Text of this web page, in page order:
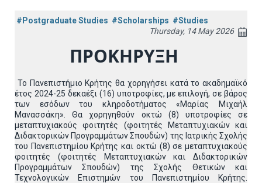
#Postgraduate Studies #Scholarships #Studies
Thursday, 14 May 2026
ΠΡΟΚΗΡΥΞΗ
Το Πανεπιστήμιο Κρήτης θα χορηγήσει κατά το ακαδημαϊκό
έτος 2024-25 δεκαέξι (16) υποτροφίες, με επιλογή, σε βάρος
των εσόδων του κληροδοτήματος «Μαρίας Μιχαήλ
Μανασσάκη». Θα χορηγηθούν οκτώ (8) υποτροφίες σε
μεταπτυχιακούς φοιτητές (φοιτητές Μεταπτυχιακών και
Διδακτορικών Προγραμμάτων Σπουδών) της Ιατρικής Σχολής
του Πανεπιστημίου Κρήτης και οκτώ (8) σε μεταπτυχιακούς
φοιτητές (φοιτητές Μεταπτυχιακών και Διδακτορικών
Προγραμμάτων Σπουδών) της Σχολής Θετικών και
Τεχνολογικών Επιστημών του Πανεπιστημίου Κρήτης.